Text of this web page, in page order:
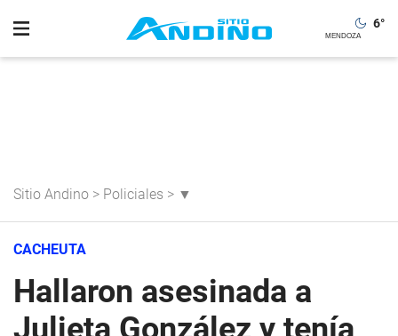
6°
Sitio Andino > Policiales > ▼
CACHEUTA
Hallaron asesinada a